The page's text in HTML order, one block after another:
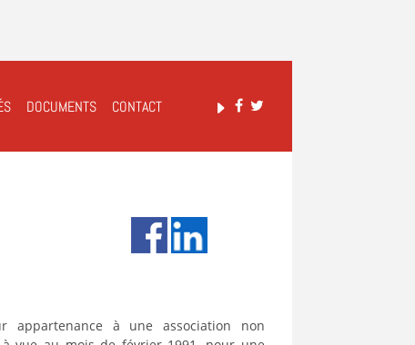
DOCUMENTS CONTACT
appartenance à une association non